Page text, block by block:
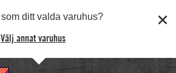
som ditt valda varuhus?
Välj annat varuhus